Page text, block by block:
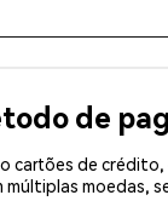
de
cartões de
moedas,